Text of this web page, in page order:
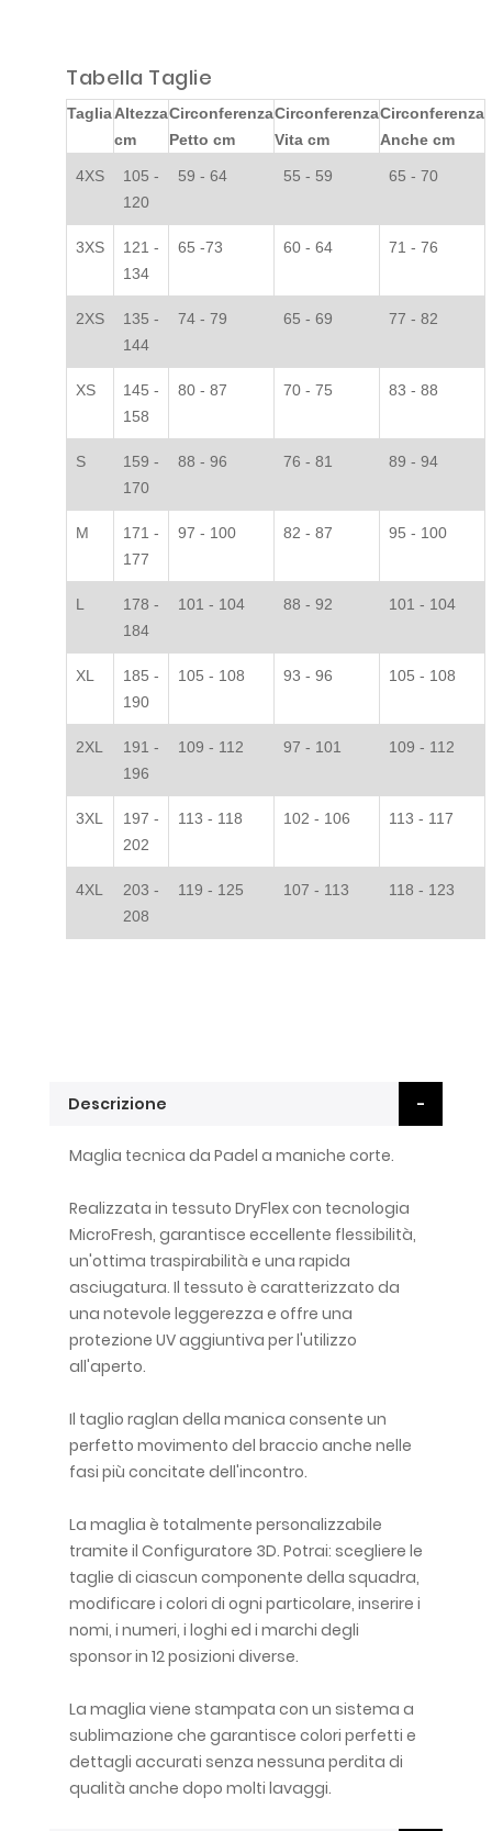
Tabella Taglie
TagliaAltezza
cm
Circonferenza
Petto cm
Circonferenza
Vita cm
Circonferenza
Anche cm
4XS
105 -
120
59 - 64 55 - 59 65 - 70
3XS
121 -
134
65 -73 60 - 64 71 - 76
2XS
135 -
144
74 - 79 65 - 69 77 - 82
XS
145 -
158
80 - 87 70 - 75 83 - 88
S
159 -
170
88 - 96 76 - 81 89 - 94
M
171 -
177
97 - 100 82 - 87 95 - 100
L
178 -
184
101 - 104 88 - 92 101 - 104
XL
185 -
190
105 - 108 93 - 96 105 - 108
2XL
191 -
196
109 - 112 97 - 101 109 - 112
3XL
197 -
202
113 - 118 102 - 106 113 - 117
4XL
203 -
208
119 - 125 107 - 113 118 - 123
Descrizione
Maglia tecnica da Padel a maniche corte.
Realizzata in tessuto DryFlex con tecnologia
MicroFresh, garantisce eccellente flessibilità,
un'ottima traspirabilità e una rapida
asciugatura. Il tessuto è caratterizzato da
una notevole leggerezza e offre una
protezione UV aggiuntiva per l'utilizzo
all'aperto.
Il taglio raglan della manica consente un
perfetto movimento del braccio anche nelle
fasi più concitate dell'incontro.
La maglia è totalmente personalizzabile
tramite il Configuratore 3D. Potrai: scegliere le
taglie di ciascun componente della squadra,
modificare i colori di ogni particolare, inserire i
nomi, i numeri, i loghi ed i marchi degli
sponsor in 12 posizioni diverse.
La maglia viene stampata con un sistema a
sublimazione che garantisce colori perfetti e
dettagli accurati senza nessuna perdita di
qualità anche dopo molti lavaggi.